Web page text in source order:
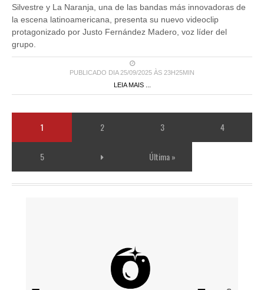
Silvestre y La Naranja, una de las bandas más innovadoras de
la escena latinoamericana, presenta su nuevo videoclip
protagonizado por Justo Fernández Madero, voz líder del
grupo.
PUBLICADO DIA 25/09/2025 ÀS 23H25MIN
LEIA MAIS ...
1 2 3 4
5 Última »